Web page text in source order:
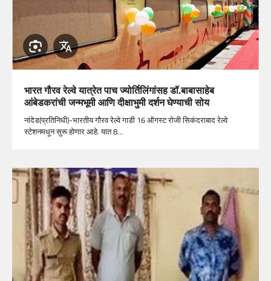
भारत गौरव रेल्वे यात्रेत पाच ज्योर्तिलिंगांसह डॉ.बाबासाहेब
आंबेडकरांची जन्मभूमी आणि दीक्षाभुमी दर्शन घेण्याची सोय
नांदेड(प्रतिनिधी)-भारतीय गौरव रेल्वे गाडी 16 ऑगस्ट रोजी सिकंदराबाद रेल्वे
स्टेशनमधून सुरू होणार आहे. यात 8…